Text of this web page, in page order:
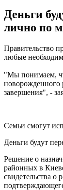
Деньги
лично по
Правительство
любые
"Мы понимаем,
новорожденного
завершения", -
Семьи смогут
Деньги будут
Решение о
районных в
свидетельства